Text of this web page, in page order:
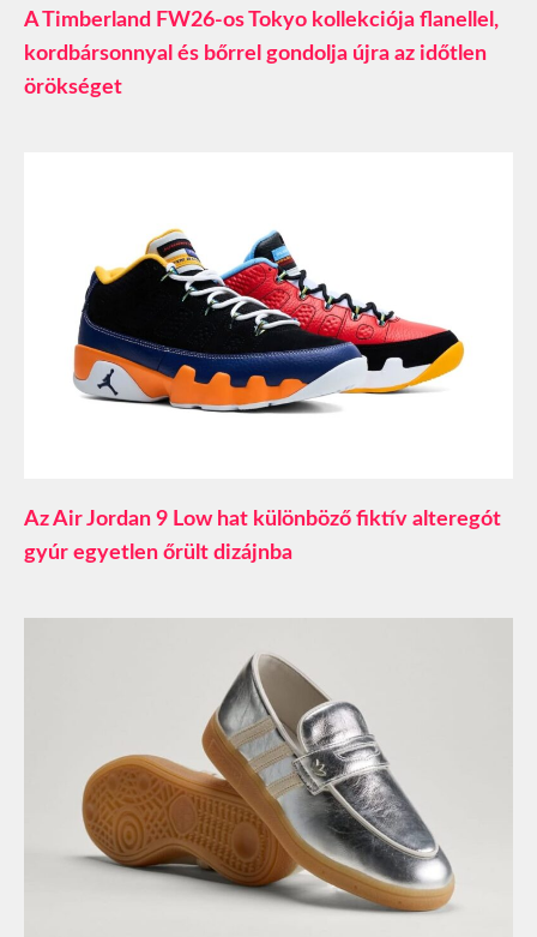
A Timberland FW26-os Tokyo kollekciója flanellel,
kordbársonnyal és bőrrel gondolja újra az időtlen
örökséget
Az Air Jordan 9 Low hat különböző fiktív alteregót
gyúr egyetlen őrült dizájnba